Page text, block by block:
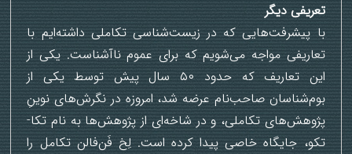
تعریفی دیگر
با پیشرفت‌هایی که در زیست‌شناسی تکاملی داشته‌ایم با
تعاریفی مواجه می‌شویم که برای عموم ناآشناست. یکی از
این تعاریف که حدود ۵۰ سال پیش توسط یکی از
بوم‌شناسان صاحب‌نام عرضه شد، امروزه در نگرش‌های نوینِ
پژوهش‌های تکاملی، و در شاخه‌ای از پژوهش‌ها به نام تکا-
تکو، جایگاه خاصی پیدا کرده است. لِخ فَن‌فالن تکامل را